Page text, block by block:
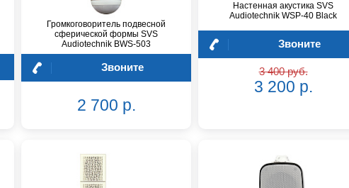
Громкоговоритель подвесной
сферической формы SVS
Audiotechnik BWS-503
Звоните
2 700 р.
Настенная акустика SVS
Audiotechnik WSP-40 Black
Звоните
3 400 руб.
3 200 р.